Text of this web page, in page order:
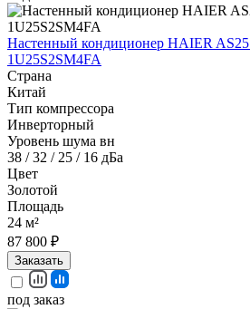
Настенный кондиционер HAIER
1U25S2SM4FA
Страна
Китай
Тип компрессора
Инверторный
Уровень шума вн
38 / 32 / 25 / 16 дБа
Цвет
Золотой
Площадь
24 м²
87 800 ₽
Заказать
под заказ